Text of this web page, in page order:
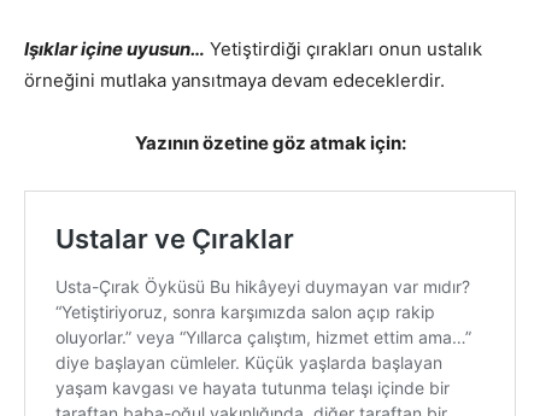
Işıklar içine uyusun… Yetiştirdiği çırakları onun ustalık
örneğini mutlaka yansıtmaya devam edeceklerdir.
Yazının özetine göz atmak için: